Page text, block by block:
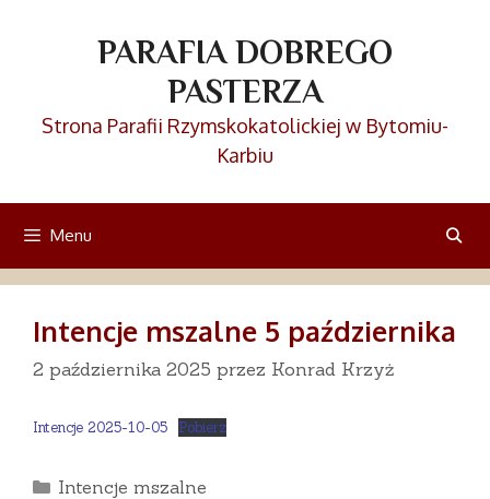
PARAFIA DOBREGO
PASTERZA
Strona Parafii Rzymskokatolickiej w Bytomiu-
Karbiu
Menu
Intencje mszalne 5 października
2 października 2025 przez Konrad Krzyż
Intencje 2025-10-05 Pobierz
Kategorie
Intencje mszalne